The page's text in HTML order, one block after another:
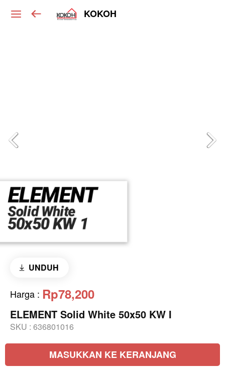
KOKOH
UNDUH
Harga : Rp78,200
ELEMENT Solid White 50x50 KW I
SKU : 636801016
MASUKKAN KE KERANJANG